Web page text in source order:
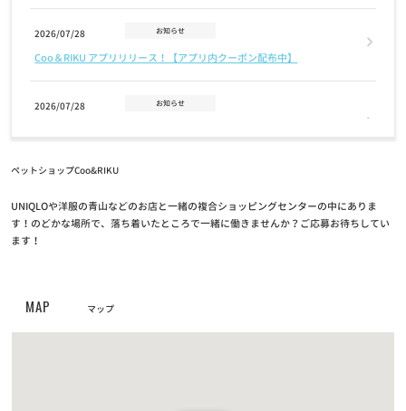
2026/07/28 お知らせ
Coo＆RIKU アプリリリース！【アプリ内クーポン配布中】
2026/07/28 お知らせ
【7/18日(土)〜8/31(月)】おトクな夏キャンペーン開催！【猫カフ
ェ空陸家】
7/26（日）城東古市店閉店のお知らせ
ペットショップCoo&RIKU
UNIQLOや洋服の青山などのお店と一緒の複合ショッピングセンターの中にありま
す！のどかな場所で、落ち着いたところで一緒に働きませんか？ご応募お待ちしてい
ます！
MAP マップ